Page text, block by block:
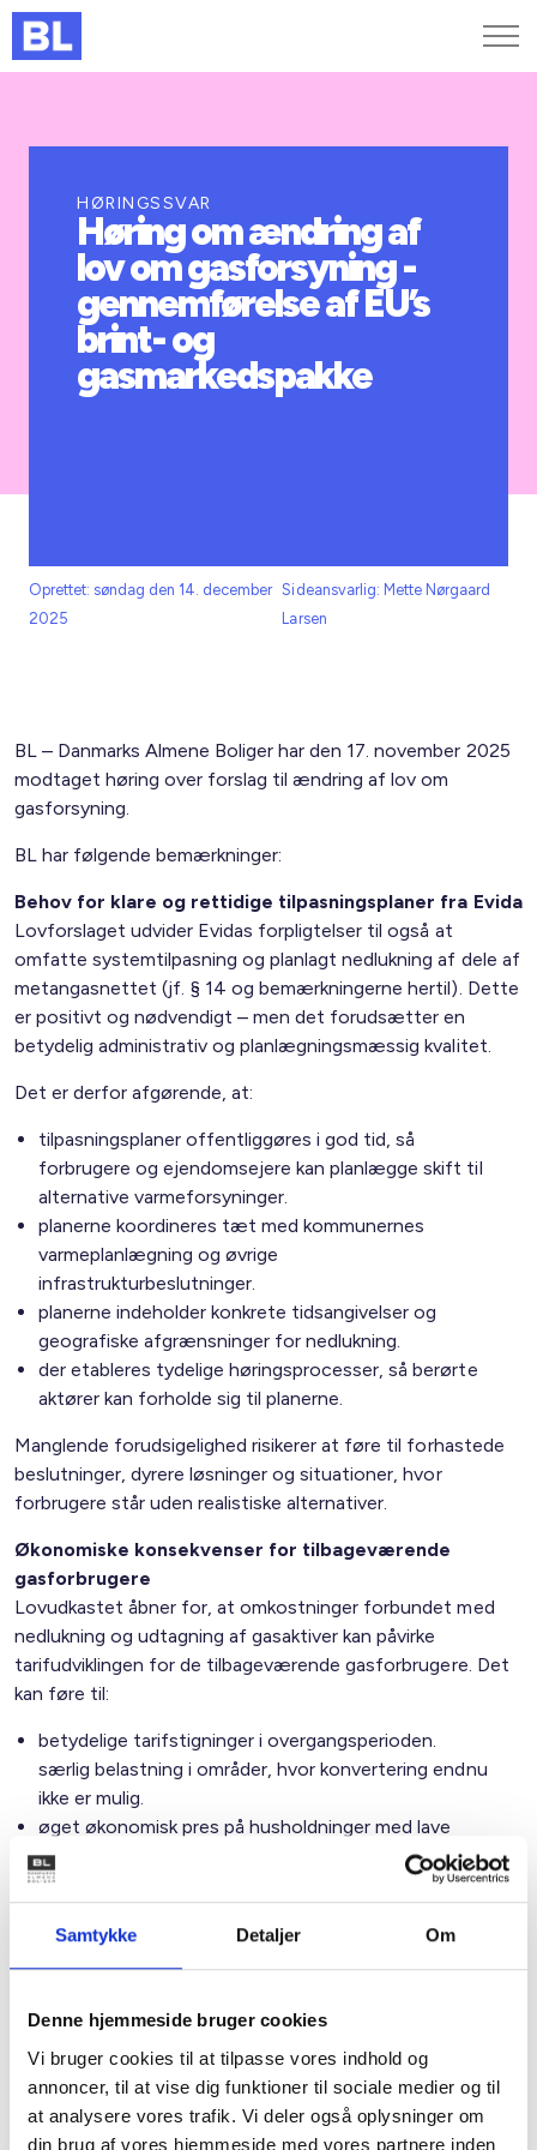
Samtykke Detaljer Om
Denne hjemmeside bruger cookies
Vi bruger cookies til at tilpasse vores indhold og
annoncer, til at vise dig funktioner til sociale medier og til
at analysere vores trafik. Vi deler også oplysninger om
din brug af vores hjemmeside med vores partnere inden
Kurser og arrangementer
Jobportalen
HØRINGSSVAR
Høring om ændring af
lov om gasforsyning -
gennemførelse af EU’s
brint- og
gasmarkedspakke
Oprettet: søndag den 14. december
2025
Sideansvarlig: Mette Nørgaard
Larsen
BL – Danmarks Almene Boliger har den 17. november 2025
modtaget høring over forslag til ændring af lov om
gasforsyning.
BL har følgende bemærkninger:
Behov for klare og rettidige tilpasningsplaner fra Evida
Lovforslaget udvider Evidas forpligtelser til også at
omfatte systemtilpasning og planlagt nedlukning af dele af
metangasnettet (jf. § 14 og bemærkningerne hertil). Dette
er positivt og nødvendigt – men det forudsætter en
betydelig administrativ og planlægningsmæssig kvalitet.
Det er derfor afgørende, at:
tilpasningsplaner offentliggøres i god tid, så
forbrugere og ejendomsejere kan planlægge skift til
alternative varmeforsyninger.
planerne koordineres tæt med kommunernes
varmeplanlægning og øvrige
infrastrukturbeslutninger.
planerne indeholder konkrete tidsangivelser og
geografiske afgrænsninger for nedlukning.
der etableres tydelige høringsprocesser, så berørte
aktører kan forholde sig til planerne.
Manglende forudsigelighed risikerer at føre til forhastede
beslutninger, dyrere løsninger og situationer, hvor
forbrugere står uden realistiske alternativer.
Økonomiske konsekvenser for tilbageværende
gasforbrugere
Lovudkastet åbner for, at omkostninger forbundet med
nedlukning og udtagning af gasaktiver kan påvirke
tarifudviklingen for de tilbageværende gasforbrugere. Det
kan føre til:
betydelige tarifstigninger i overgangsperioden.
særlig belastning i områder, hvor konvertering endnu
ikke er mulig.
øget økonomisk pres på husholdninger med lave
indkomster.
BL anbefaler, at ministeriet:
udarbejder transparente og langsigtede
konsekvensberegninger for tariffer.
så enkelte områder eller forbrugere ikke rammes
uforholdsmæssigt hårdt.
sikrer, at økonomiske byrder relateret til omstillingen
fordeles retfærdigt og forudsigeligt.